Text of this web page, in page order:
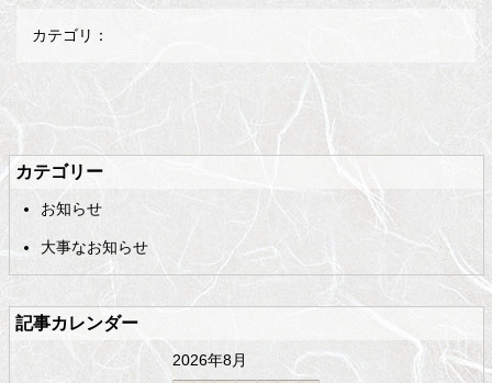
カテゴリ：
ン
ン
ツ
の
先
ジ
へ
戻
る
カテゴリー
お知らせ
大事なお知らせ
記事カレンダー
2026年8月